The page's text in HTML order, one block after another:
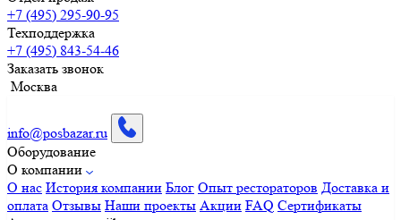
+7 (495) 295-90-95
Техподдержка
+7 (495) 843-54-46
Заказать звонок
Москва
info@posbazar.ru
Оборудование
О компании
О нас История компании Блог Опыт рестораторов Доставка и
оплата Отзывы Наши проекты Акции FAQ Сертификаты